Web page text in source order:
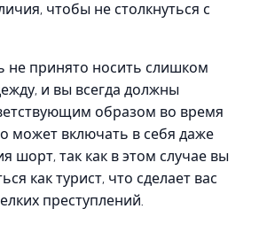
чтобы не столкнуться с
не принято носить слишком
и вы всегда должны
образом во время
может включать в себя даже
шорт, так как в этом случае вы
как турист, что сделает вас
преступлений.